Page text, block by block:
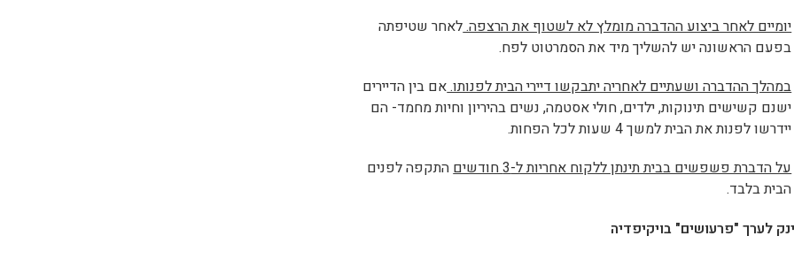
יומיים לאחר ביצוע ההדברה מומלץ לא לשטוף את הרצפה.לאחר שטיפתה
בפעם הראשונה יש להשליך מיד את הסמרטוט לפח.
במהלך ההדברה ושעתיים לאחריה יתבקשו דיירי הבית לפנותו.אם בין הדיירים
ישנם קשישים תינוקות, ילדים, חולי אסטמה, נשים בהיריון וחיות מחמד- הם
יידרשו לפנות את הבית למשך 4 שעות לכל הפחות.
על הדברת פשפשים בבית תינתן ללקוח אחריות ל-3 חודשים
התקפה לפנים
הבית בלבד.
לערך "פרעושים" בויקיפדיה